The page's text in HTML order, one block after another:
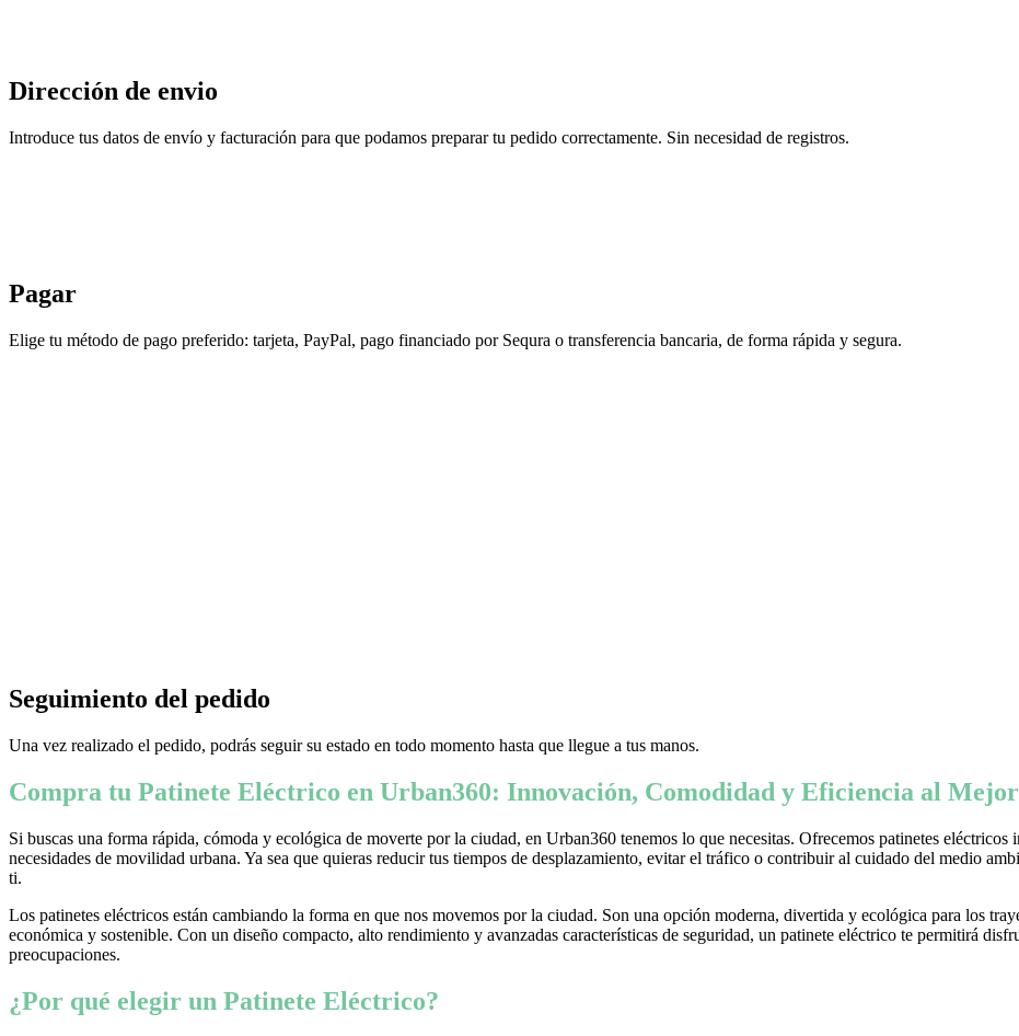
Dirección de envio
Introduce tus datos de envío y facturación para que podamos preparar tu pedido correctamente. Sin necesidad de registros.
Pagar
Elige tu método de pago preferido: tarjeta, PayPal, pago financiado por Sequra o transferencia bancaria, de forma rápida y segura.
Seguimiento del pedido
Una vez realizado el pedido, podrás seguir su estado en todo momento hasta que llegue a tus manos.
Compra tu Patinete Eléctrico en Urban360: Innovación, Comodidad y Eficiencia al
Si buscas una forma rápida, cómoda y ecológica de moverte por la ciudad, en Urban360 tenemos lo que necesitas. Ofrecemos patinetes eléctricos
necesidades de movilidad urbana. Ya sea que quieras reducir tus tiempos de desplazamiento, evitar el tráfico o contribuir al cuidado del medio
ti.
Los patinetes eléctricos están cambiando la forma en que nos movemos por la ciudad. Son una opción moderna, divertida y ecológica para los
económica y sostenible. Con un diseño compacto, alto rendimiento y avanzadas características de seguridad, un patinete eléctrico te permitirá
preocupaciones.
¿Por qué elegir un Patinete Eléctrico?